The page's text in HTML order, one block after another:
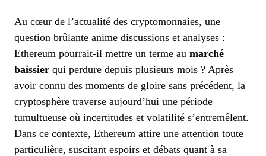
Au cœur de l’actualité des cryptomonnaies, une
question brûlante anime discussions et analyses :
Ethereum pourrait-il mettre un terme au marché
baissier qui perdure depuis plusieurs mois ? Après
avoir connu des moments de gloire sans précédent, la
cryptosphère traverse aujourd’hui une période
tumultueuse où incertitudes et volatilité s’entremêlent.
Dans ce contexte, Ethereum attire une attention toute
particulière, suscitant espoirs et débats quant à sa